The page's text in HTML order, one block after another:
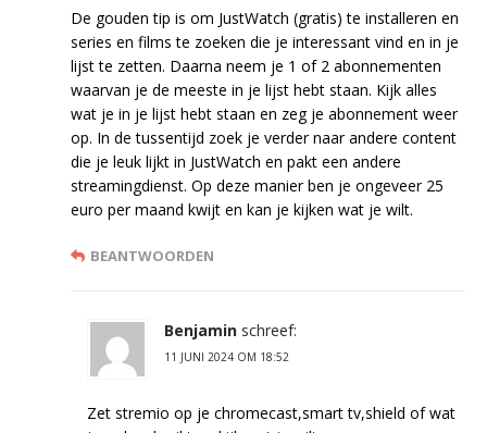
De gouden tip is om JustWatch (gratis) te installeren en
series en films te zoeken die je interessant vind en in je
lijst te zetten. Daarna neem je 1 of 2 abonnementen
waarvan je de meeste in je lijst hebt staan. Kijk alles
wat je in je lijst hebt staan en zeg je abonnement weer
op. In de tussentijd zoek je verder naar andere content
die je leuk lijkt in JustWatch en pakt een andere
streamingdienst. Op deze manier ben je ongeveer 25
euro per maand kwijt en kan je kijken wat je wilt.
BEANTWOORDEN
Benjamin schreef:
11 JUNI 2024 OM 18:52
Zet stremio op je chromecast,smart tv,shield of wat